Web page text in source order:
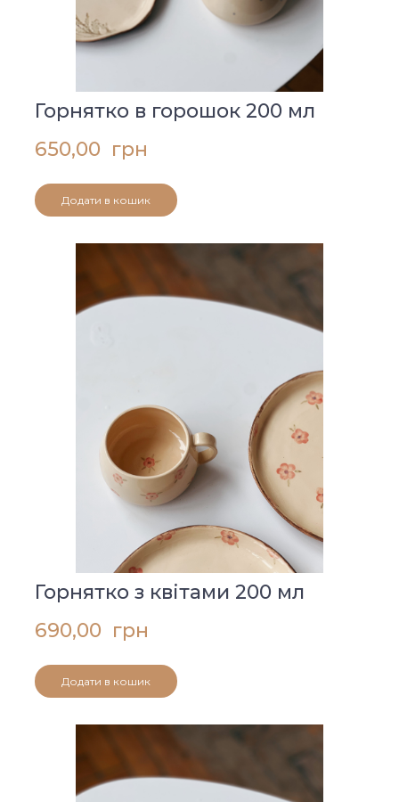
Горнятко в горошок 200 мл
650,00  грн
Додати в кошик
Горнятко з квітами 200 мл
690,00  грн
Додати в кошик